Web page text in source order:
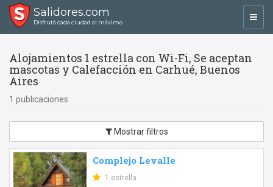
Salidores.com
Disfrutá cada ciudad al máximo
Alojamientos 1 estrella con Wi-Fi, Se aceptan
mascotas y Calefacción en Carhué, Buenos
Aires
1 publicaciones
Mostrar filtros
Complejo Levalle
1 estrella